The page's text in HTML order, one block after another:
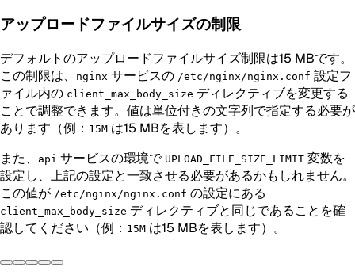
アップロードファイルサイズの制限
デフォルトのアップロードファイルサイズ制限は15 MBです。
この制限は、
nginx サービスの /etc/nginx/nginx.conf 設定フ
ァイル内の client_max_body_size ディレクティブを変更する
ことで調整できます。値は単位付きの文字列で指定する必要が
あります（例： 15M は15 MBを表します）。
また、
api サービスの環境で UPLOAD_FILE_SIZE_LIMIT 変数を
設定し、上記の設定と一致させる必要があるかもしれません。
この値が /etc/nginx/nginx.conf の設定にある
client_max_body_size ディレクティブと同じであることを確
認してください（例： 15M は15 MBを表します）。